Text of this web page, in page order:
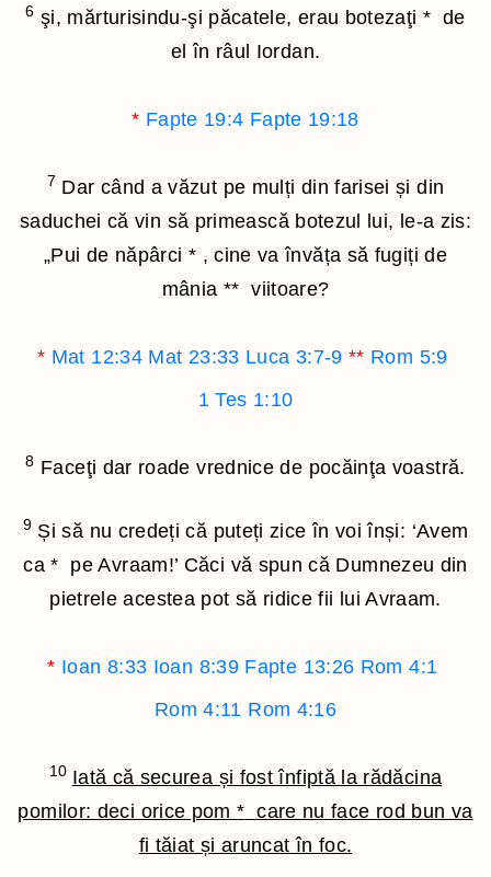
6 şi, mărturisindu-şi păcatele, erau botezaţi * de
el în râul Iordan.
* Fapte 19:4 Fapte 19:18
7 Dar când a văzut pe mulți din farisei și din
saduchei că vin să primească botezul lui, le-a zis:
„Pui de năpârci * , cine va învăța să fugiți de
mânia ** viitoare?
* Mat 12:34 Mat 23:33 Luca 3:7-9 ** Rom 5:9
1 Tes 1:10
8 Faceţi dar roade vrednice de pocăinţa voastră.
9 Și să nu credeți că puteți zice în voi înși: ‘Avem
ca* pe Avraam!’ Căci vă spun că Dumnezeu din
pietrele acestea pot să ridice fii lui Avraam.
* Ioan 8:33 Ioan 8:39 Fapte 13:26 Rom 4:1
Rom 4:11 Rom 4:16
10 Iată că securea și fost înfiptă la rădăcina
pomilor: deci orice pom* care nu face rod bun va
fi tăiat și aruncat în foc.